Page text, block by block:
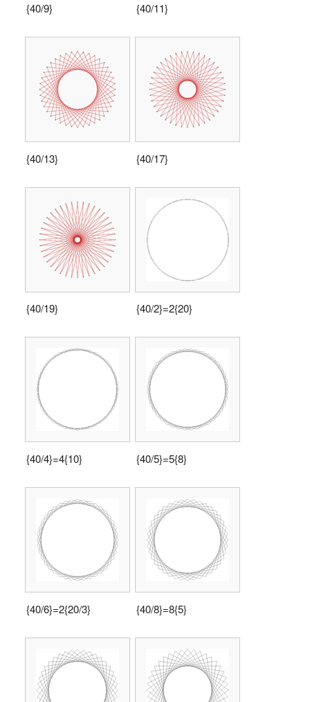
{40/9} {40/11}
{40/13} {40/17}
{40/19} {40/2}=2{20}
{40/4}=4{10} {40/5}=5{8}
{40/6}=2{20/3} {40/8}=8{5}